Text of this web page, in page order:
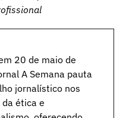
20 de maio de
A Semana pauta
jornalístico nos
ética e